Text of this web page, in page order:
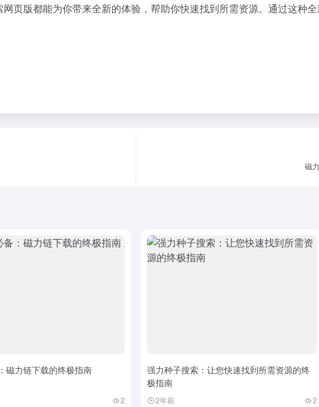
页版都能为你带来全新的体验，帮助你快速找到所需资源。通过这种
磁
磁力链下载的终极指南
2
强力种子搜索：让您快速找到所需资源的终
极指南
2年前 2